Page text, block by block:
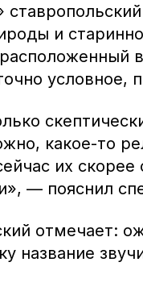
и
условное,
какое-то
их
— пояснил
отмечает:
название